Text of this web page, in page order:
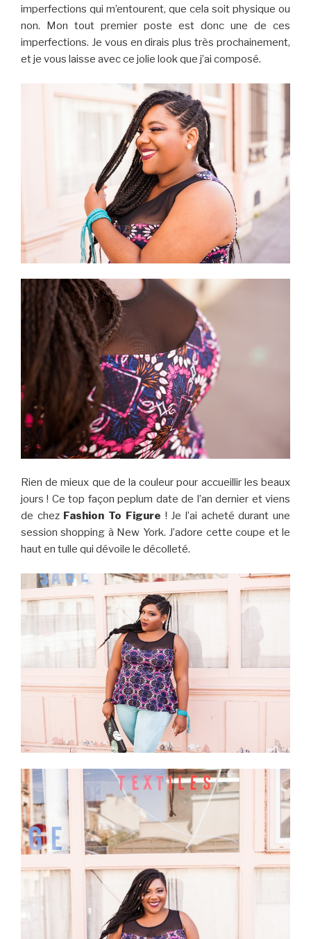
imperfections qui m’entourent, que cela soit physique ou
non. Mon tout premier poste est donc une de ces
imperfections. Je vous en dirais plus très prochainement,
et je vous laisse avec ce jolie look que j’ai composé.
Rien de mieux que de la couleur pour accueillir les beaux
jours ! Ce top façon peplum date de l’an dernier et viens
de chez Fashion To Figure ! Je l’ai acheté durant une
session shopping à New York. J’adore cette coupe et le
haut en tulle qui dévoile le décolleté.